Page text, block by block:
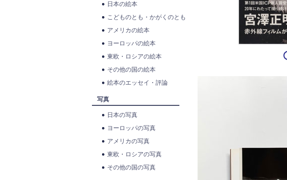
日本の絵本
こどものとも・かがくのとも
アメリカの絵本
ヨーロッパの絵本
東欧・ロシアの絵本
その他の国の絵本
絵本のエッセイ・評論
写真
日本の写真
ヨーロッパの写真
アメリカの写真
東欧・ロシアの写真
その他の国の写真